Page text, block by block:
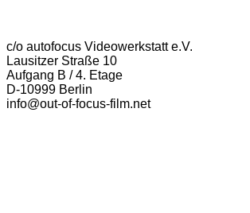
c/o autofocus Videowerkstatt e.V.
Lausitzer Straße 10
Aufgang B / 4. Etage
D-10999 Berlin
info@out-of-focus-film.net